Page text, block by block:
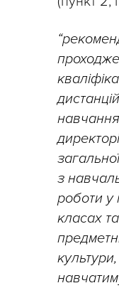
з
роботи у
класах